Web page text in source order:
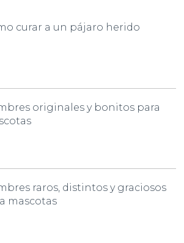
curar a un pájaro herido
originales y bonitos para
raros, distintos y graciosos
mascotas